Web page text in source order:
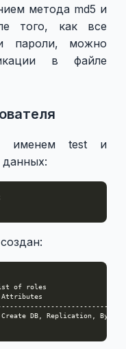
метода md5 и
того, как все
пароли, можно
в файле
с именем test и